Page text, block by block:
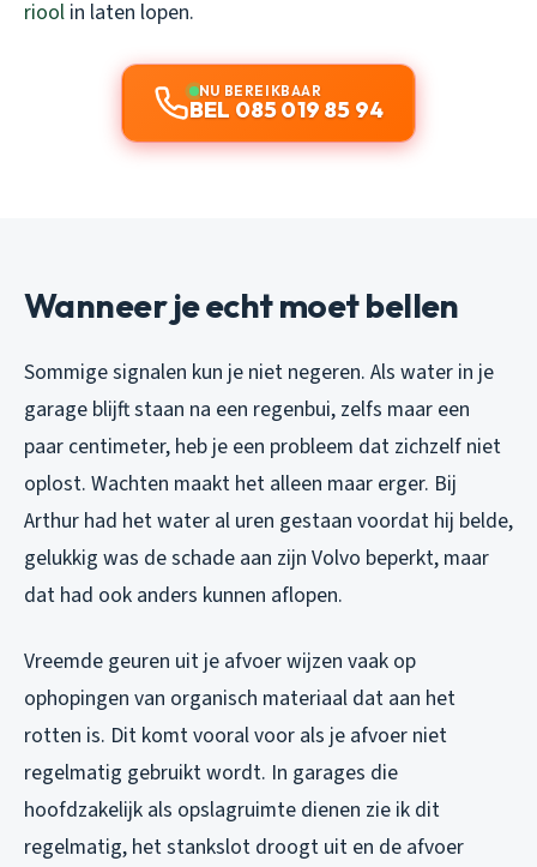
riool in laten lopen.
NU BEREIKBAAR
BEL 085 019 85 94
Wanneer je echt moet bellen
Sommige signalen kun je niet negeren. Als water in je
garage blijft staan na een regenbui, zelfs maar een
paar centimeter, heb je een probleem dat zichzelf niet
oplost. Wachten maakt het alleen maar erger. Bij
Arthur had het water al uren gestaan voordat hij belde,
gelukkig was de schade aan zijn Volvo beperkt, maar
dat had ook anders kunnen aflopen.
Vreemde geuren uit je afvoer wijzen vaak op
ophopingen van organisch materiaal dat aan het
rotten is. Dit komt vooral voor als je afvoer niet
regelmatig gebruikt wordt. In garages die
hoofdzakelijk als opslagruimte dienen zie ik dit
regelmatig, het stankslot droogt uit en de afvoer